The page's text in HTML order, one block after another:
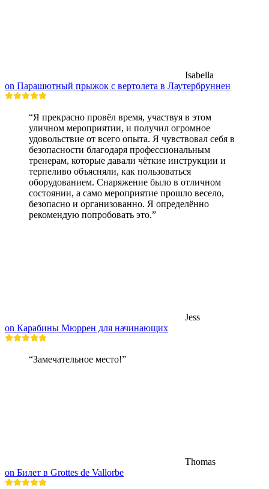
Isabella
on Парашютный прыжок с вертолета в Лаутербруннен
“Я прекрасно провёл время, участвуя в этом
уличном мероприятии, и получил огромное
удовольствие от всего опыта. Я чувствовал себя в
безопасности благодаря профессиональным
тренерам, которые давали чёткие инструкции и
терпеливо объясняли, как пользоваться
оборудованием. Снаряжение было в отличном
состоянии, а само мероприятие прошло весело,
безопасно и организованно. Я определённо
рекомендую попробовать это.”
Jess
on Карабины Мюррен для начинающих
“Замечательное место!”
Thomas
on Билет в Grottes de Vallorbe